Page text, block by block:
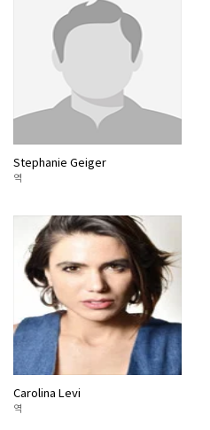
Stephanie Geiger
역
Carolina Levi
역